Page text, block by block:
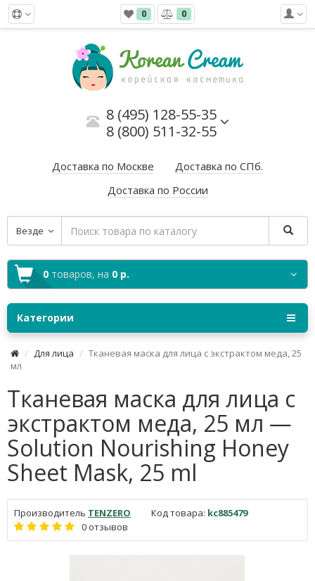
0 0
8 (495) 128-55-35
8 (800) 511-32-55
Доставка по Москве
Доставка по СПб.
Доставка по России
Везде
0 товаров, на 0 р.
Категории
Для лица
Тканевая маска для лица с экстрактом меда, 25
мл
Тканевая маска для лица с
экстрактом меда, 25 мл —
Solution Nourishing Honey
Sheet Mask, 25 ml
Производитель TENZERO Код товара: kc885479
0 отзывов